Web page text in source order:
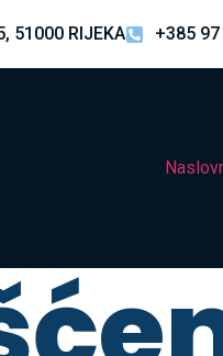
51000 RIJEKA +385